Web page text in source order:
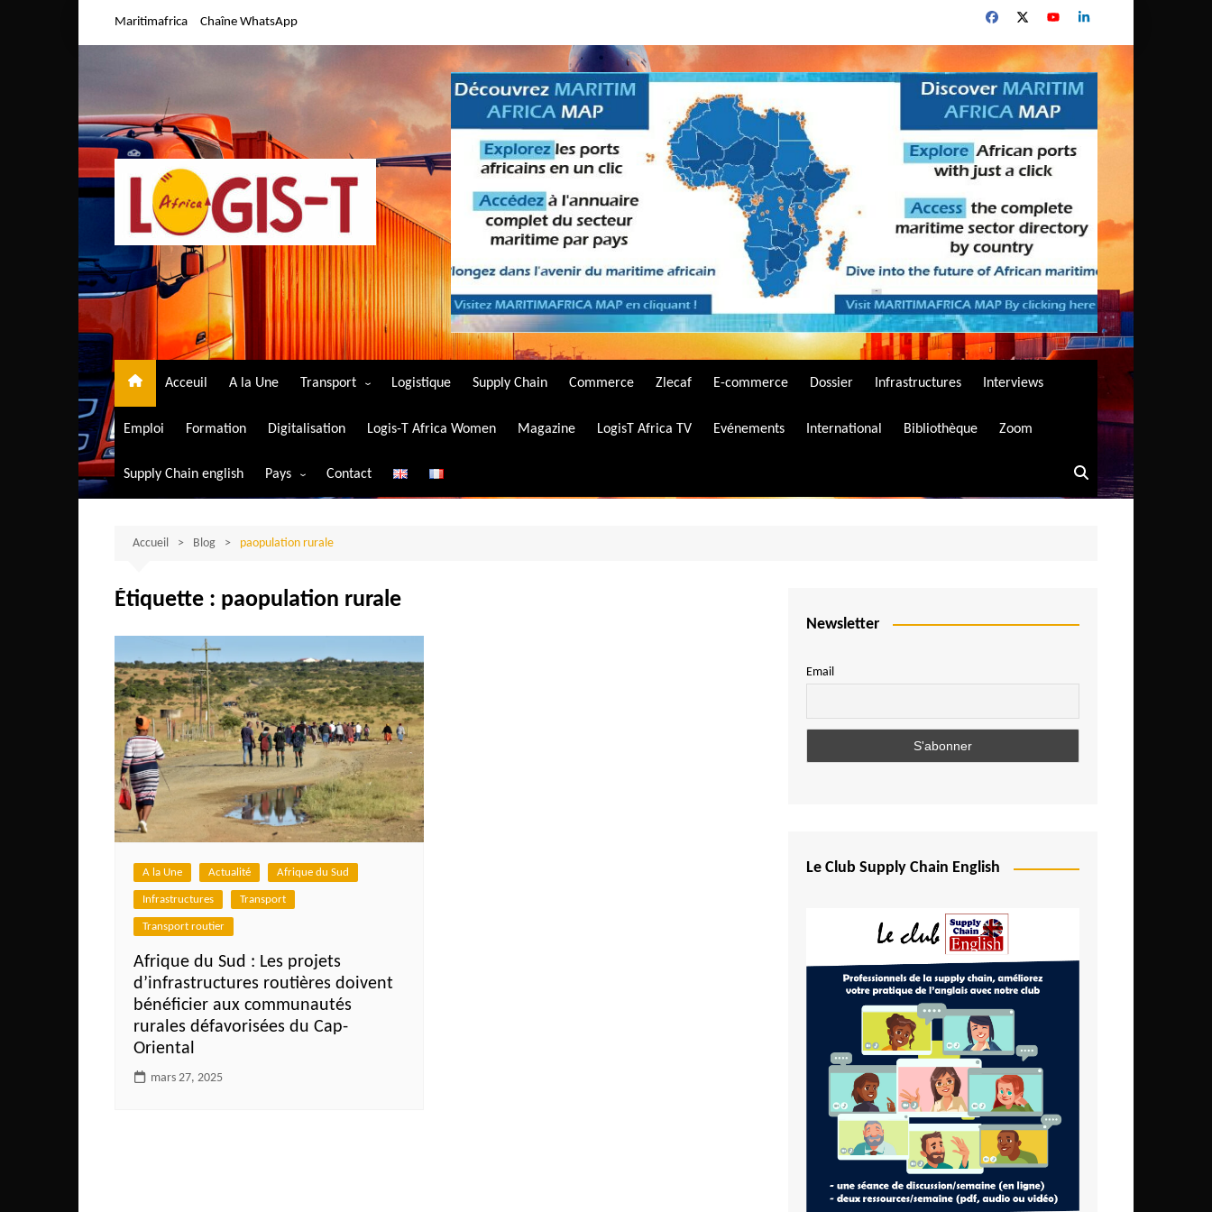
Maritimafrica Chaîne WhatsApp
Acceuil A la Une Transport
Transport aérien
Transport ferroviaire
Transport routier
Logistique Supply Chain Commerce Zlecaf E-commerce Dossier Infrastructures Interviews
Emploi Formation Digitalisation Logis-T Africa Women Magazine LogisT Africa TV Evénements International Bibliothèque Zoom
Supply Chain english Pays
Algérie
Bénin
Burkina-Faso
Burundi
Bostwana
Cameroun
Centrafrique
Comores
Côte d’Ivoire
Egypte
Ethiopie
Gambie
Ghana
Guinée
Contact
Accueil Blog paopulation rurale
Étiquette : paopulation rurale
A la Une Actualité Afrique du Sud
Infrastructures Transport
Transport routier
Afrique du Sud : Les projets
d’infrastructures routières doivent
bénéficier aux communautés
rurales défavorisées du Cap-
Oriental
mars 27, 2025
Newsletter
Email
Le Club Supply Chain English